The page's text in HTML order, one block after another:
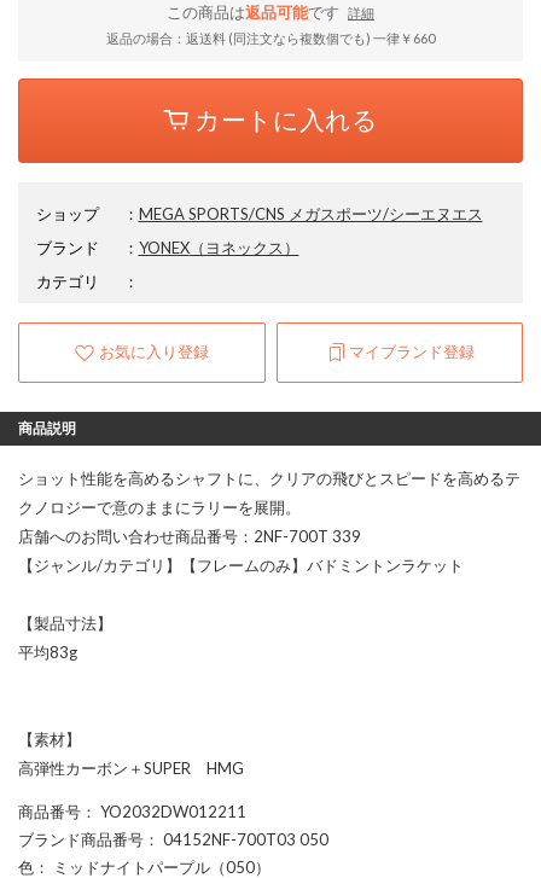
この商品は返品可能です
詳細
返品の場合：返送料 (同注文なら複数個でも) 一律￥660
カートに入れる
ショップ ： MEGA SPORTS/CNS メガスポーツ/シーエヌエス
ブランド
： YONEX（ヨネックス）
カテゴリ
：
お気に入り登録 マイブランド登録
商品説明
ショット性能を高めるシャフトに、クリアの飛びとスピードを高めるテ
クノロジーで意のままにラリーを展開。
店舗へのお問い合わせ商品番号：2NF-700T 339
【ジャンル/カテゴリ】【フレームのみ】バドミントンラケット
【製品寸法】
平均83g
【素材】
高弾性カーボン＋SUPER HMG
商品番号 ： YO2032DW012211
ブランド商品番号 ： 04152NF-700T03 050
色 ： ミッドナイトパープル（050）